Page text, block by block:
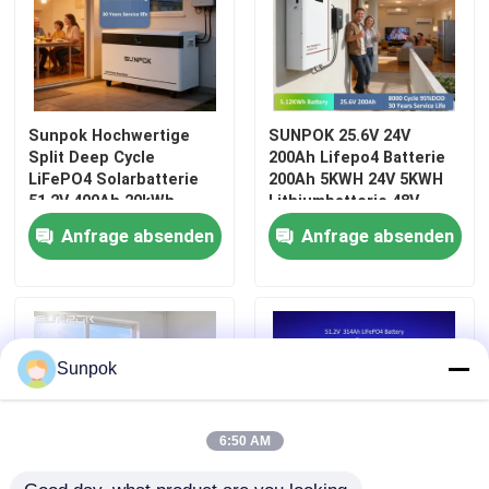
weg vom Gitterinverter
Batterie des Gels 12V
Mono-PV-Platten
Sunpok Hochwertige
Split Deep Cycle
LiFePO4 Solarbatterie
51,2V 400Ah 20kWh
40kWh Heimspeicher
CAN 5/10 Jahre Garantie
Anfrage absenden
SUNPOK 25.6V 24V
200Ah Lifepo4 Batterie
200Ah 5KWH 24V 5KWH
Lithiumbatterie 48V
Energiespeicher für
ZuhauseAnfrage absenden
Sunpok
6:50 AM